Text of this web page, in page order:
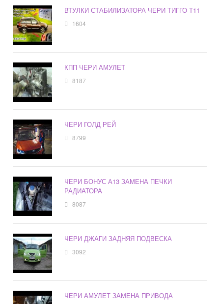
ВТУЛКИ СТАБИЛИЗАТОРА ЧЕРИ ТИГГО Т11
1604
КПП ЧЕРИ АМУЛЕТ
8187
ЧЕРИ ГОЛД РЕЙ
8799
ЧЕРИ БОНУС А13 ЗАМЕНА ПЕЧКИ
РАДИАТОРА
8087
ЧЕРИ ДЖАГИ ЗАДНЯЯ ПОДВЕСКА
3092
ЧЕРИ АМУЛЕТ ЗАМЕНА ПРИВОДА